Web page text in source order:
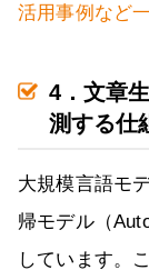
活用事例など
4．文章
測する仕
大規模言語モ
帰モデル（
しています。